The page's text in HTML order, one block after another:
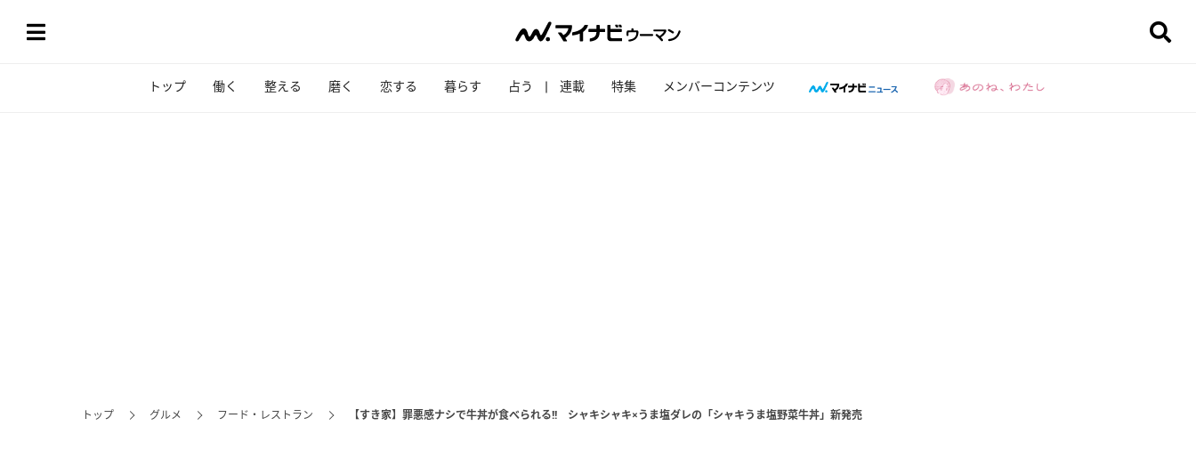
トップ 働く 整える 磨く 恋する 暮らす 占う 連載 特集 メンバーコンテンツ
トップ グルメ フード・レストラン 【すき家】罪悪感ナシで牛丼が食べられる!! シャキシャキ×うま塩ダレの「シャキうま塩野菜牛丼」新発売